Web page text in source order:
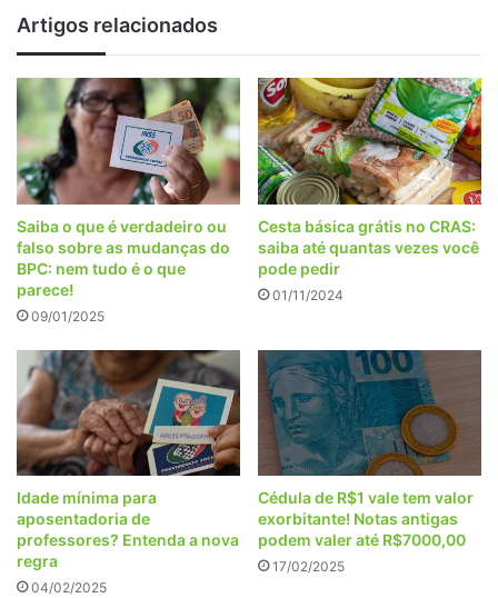
Artigos relacionados
Saiba o que é verdadeiro ou
falso sobre as mudanças do
BPC: nem tudo é o que
parece!
09/01/2025
Cesta básica grátis no CRAS:
saiba até quantas vezes você
pode pedir
01/11/2024
Idade mínima para
aposentadoria de
professores? Entenda a nova
regra
04/02/2025
Cédula de R$1 vale tem valor
exorbitante! Notas antigas
podem valer até R$7000,00
17/02/2025